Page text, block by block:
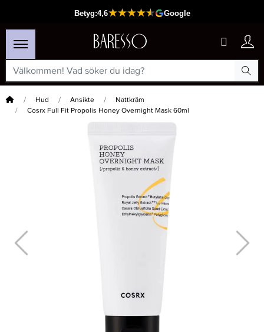
Hem Hud Ansikte
Nattkräm
Cosrx Full Fit Propolis Honey Overnight Mask 60ml
Passar din varukorg